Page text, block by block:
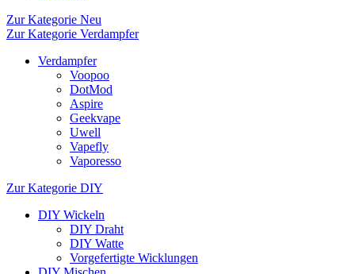
Zur Kategorie Neu
Zur Kategorie Verdampfer
Verdampfer
Voopoo
DotMod
Aspire
Geekvape
Uwell
Vapefly
Vaporesso
Zur Kategorie DIY
DIY Wickeln
DIY Draht
DIY Watte
Vorgefertigte Wicklungen